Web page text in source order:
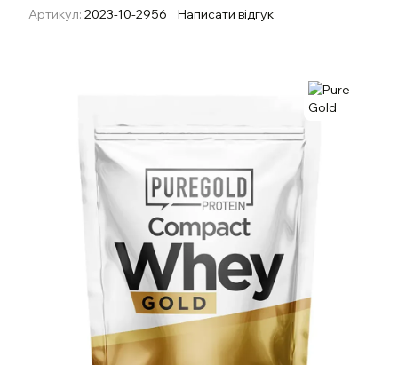
Артикул: 2023-10-2956 Написати відгук